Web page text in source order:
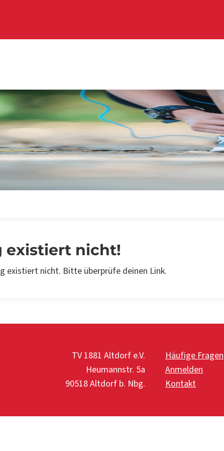
existiert nicht!
existiert nicht. Bitte überprüfe deinen Link.
TV 1881 Altdorf e.V.
Heumannstr. 5a
90518 Altdorf b. Nbg.
Häufige Fragen
Anmelden
Kontakt